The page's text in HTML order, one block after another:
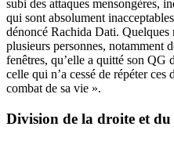
subi des attaques mensongères,
qui sont absolument
dénoncé Rachida Dati. Quelques
plusieurs personnes, notamment
fenêtres, qu’elle a quitté son QG
celle qui n’a cessé de répéter ces
combat de sa vie ».
Division de la droite et du